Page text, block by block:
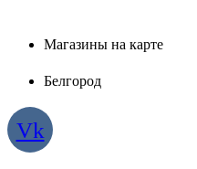
Магазины на карте
Белгород
Vk